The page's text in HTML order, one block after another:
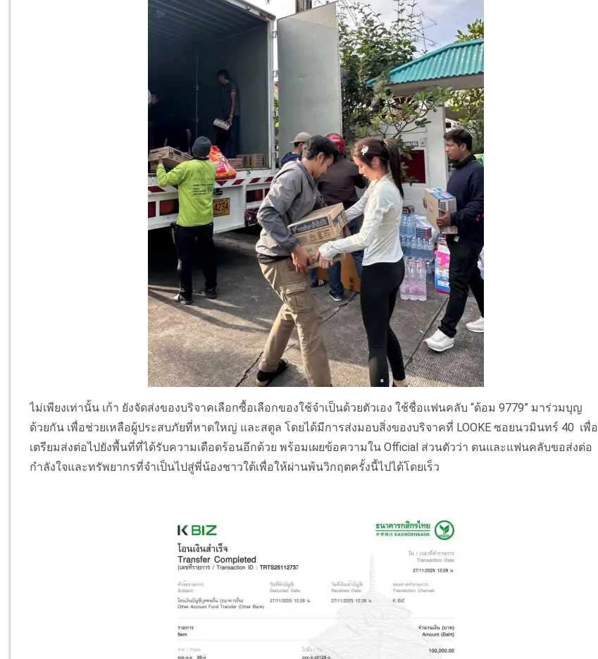
ไม่เพียงเท่านั้น เก้า ยังจัดส่งของบริจาคเลือกซื้อเลือกของใช้จำเป็นด้วยตัวเอง ใช้ชื่อแฟนคลับ “ด้อม 9779” มาร่วมบุญ
ด้วยกัน เพื่อช่วยเหลือผู้ประสบภัยที่หาดใหญ่ และสตูล โดยได้มีการส่งมอบสิ่งของบริจาคที่ LOOKE ซอยนวมินทร์ 40 เพื่อ
เตรียมส่งต่อไปยังพื้นที่ที่ได้รับความเดือดร้อนอีกด้วย พร้อมเผยข้อความใน Official ส่วนตัวว่า ตนและแฟนคลับขอส่งต่อ
กำลังใจและทรัพยากรที่จำเป็นไปสู่พี่น้องชาวใต้เพื่อให้ผ่านพ้นวิกฤตครั้งนี้ไปได้โดยเร็ว